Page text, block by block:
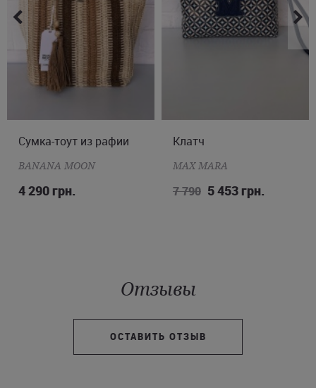
ONE SIZE
Сумка-тоут из рафии
BANANA MOON
4 290 грн.
Клатч
MAX MARA
7 790 5 453 грн.
Отзывы
ОСТАВИТЬ ОТЗЫВ